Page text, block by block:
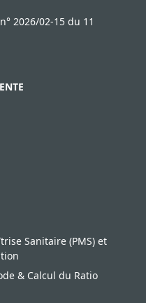
2026/02-15 du 11
Sanitaire (PMS) et
& Calcul du Ratio